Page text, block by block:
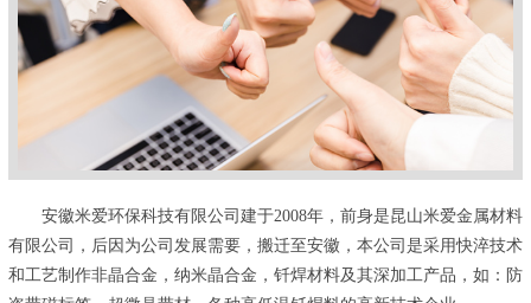
安徽米爱环保科技有限公司建于2008年，前身是昆山米爱金属材料
有限公司，后因为公司发展需要，搬迁至安徽，本公司是采用快淬技术
和工艺制作非晶合金，纳米晶合金，钎焊材料及其深加工产品，如：防